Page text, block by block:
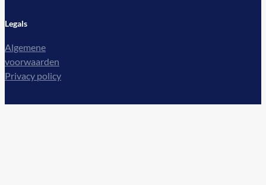
Legals
Algemene
voorwaarden
Privacy policy